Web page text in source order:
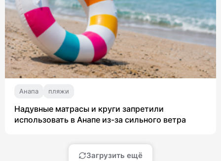
Анапа пляжи
Надувные матрасы и круги запретили
использовать в Анапе из-за сильного ветра
Загрузить ещё